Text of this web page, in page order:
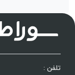
تلفن :